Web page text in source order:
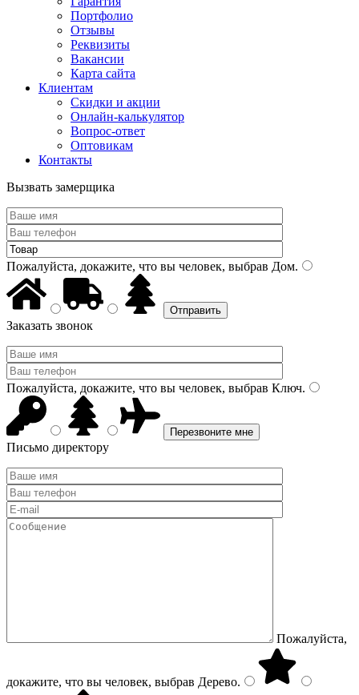
Портфолио
Отзывы
Реквизиты
Вакансии
Карта сайта
Клиентам
Скидки и акции
Онлайн-калькулятор
Вопрос-ответ
Оптовикам
Контакты
Вызвать замерщика
Пожалуйста, докажите, что вы человек, выбрав Дом.
Заказать звонок
Пожалуйста, докажите, что вы человек, выбрав Ключ.
Письмо директору
Пожалуйста,
докажите, что вы человек, выбрав Дерево.